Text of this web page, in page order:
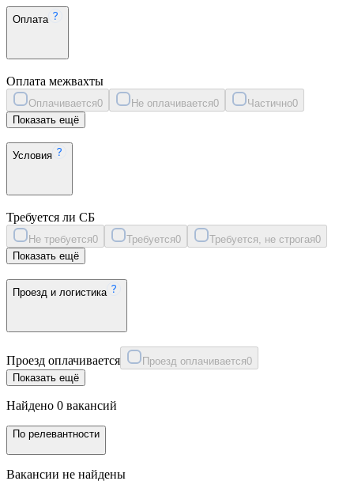
Оплата
Оплата межвахты
Оплачивается0 Не оплачивается0 Частично0
Показать ещё
Условия
Требуется ли СБ
Не требуется0 Требуется0 Требуется, не строгая0
Показать ещё
Проезд и логистика
Проезд оплачивается Проезд оплачивается0
Показать ещё
Найдено 0 вакансий
По релевантности
Вакансии не найдены